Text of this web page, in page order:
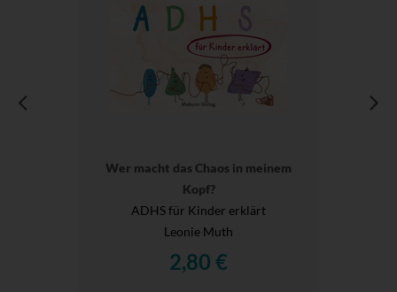
Wer macht das Chaos in meinem
Kopf?
ADHS für Kinder erklärt
Leonie Muth
2,80 €